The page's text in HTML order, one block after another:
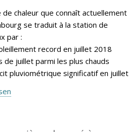
de chaleur que connaît actuellement
se traduit à la station de
par :
record en juillet 2018
de juillet parmi les plus chauds
pluviométrique significatif en juillet